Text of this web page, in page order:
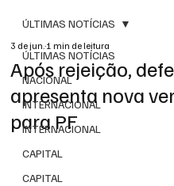
ÚLTIMAS NOTÍCIAS
NACIONAL
INTERNACIONAL
INTERNACIONAL
CAPITAL
CAPITAL
ÚLTIMAS NOTÍCIAS
Após rejeição,
apresenta nova
para PF
3 de jun.1 min de leitura